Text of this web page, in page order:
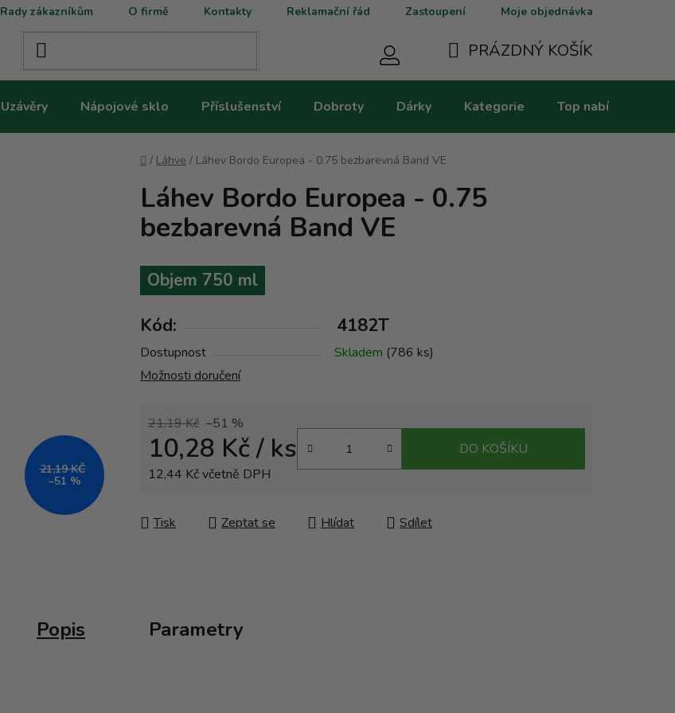
Rady zákazníkům O firmě Kontakty Reklamační řád Zastoupení Moje objednávka
KOŠÍK
PRÁZDNÝ KOŠÍK
Uzávěry Nápojové sklo Příslušenství Dobroty Dárky Kategorie Top nabídky
Domů
/ Láhve / Láhev Bordo Europea - 0.75 bezbarevná Band VE
Láhev Bordo Europea - 0.75
bezbarevná Band VE
Objem 750 ml
Kód: 4182T
Dostupnost Skladem (786 ks)
Možnosti doručení
21,19 Kč –51 %
10,28 Kč/ ks
12,44 Kč včetně DPH
DO KOŠÍKU
Tisk Zeptat se Hlídat Sdílet
21,19 KČ
–51 %
Popis Parametry